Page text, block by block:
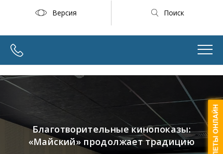
Версия Поиск
Благотворительные кинопоказы:
«Майский» продолжает традицию